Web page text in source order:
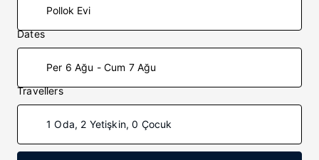
Dates
Per 6 Ağu - Cum 7 Ağu
Travellers
1 Oda, 2 Yetişkin, 0 Çocuk